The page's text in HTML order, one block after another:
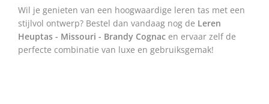
Wil je genieten van een hoogwaardige leren tas met een
stijlvol ontwerp? Bestel dan vandaag nog de Leren
Heuptas - Missouri - Brandy Cognac en ervaar zelf de
perfecte combinatie van luxe en gebruiksgemak!